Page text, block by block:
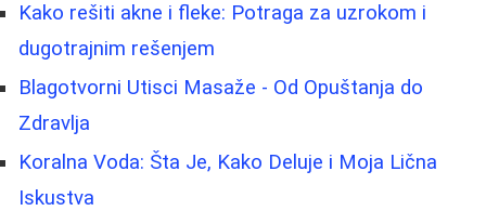
Kako rešiti akne i fleke: Potraga za uzrokom i
dugotrajnim rešenjem
Blagotvorni Utisci Masaže - Od Opuštanja do
Zdravlja
Koralna Voda: Šta Je, Kako Deluje i Moja Lična
Iskustva